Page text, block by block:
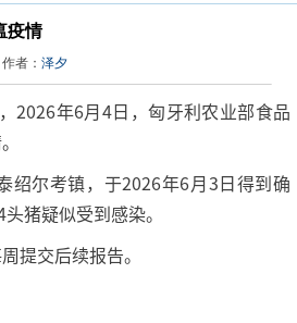
疫情
作者： 泽夕
2026年6月4日，匈牙利农业部食品
绍尔考镇，于2026年6月3日得到确
猪疑似受到感染。
提交后续报告。